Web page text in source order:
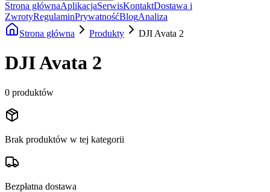
Strona głównaAplikacjaSerwisKontaktDostawa i
ZwrotyRegulaminPrywatnośćBlogAnaliza
Strona główna
Produkty DJI Avata 2
DJI Avata 2
0 produktów
Brak produktów w tej kategorii
Bezpłatna dostawa